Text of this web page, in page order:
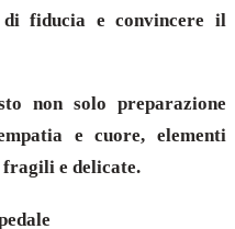
fiducia e convincere il
non solo preparazione
e cuore, elementi
e delicate.